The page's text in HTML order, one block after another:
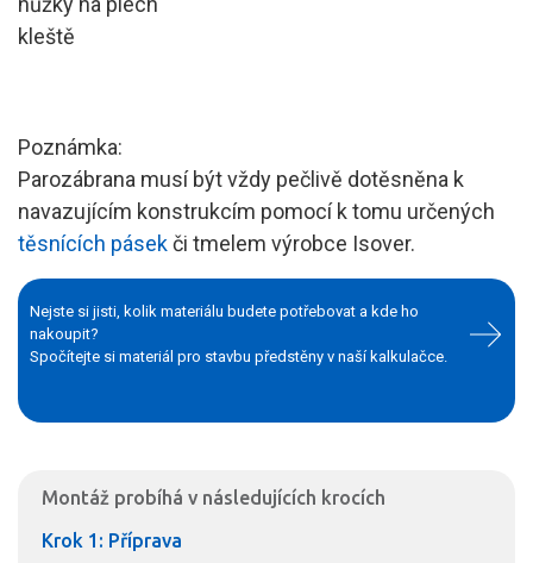
kleště
Poznámka:
Parozábrana musí být vždy pečlivě dotěsněna k
navazujícím konstrukcím pomocí k tomu určených
těsnících pásekči tmelem výrobce Isover.
Nejste si jisti, kolik materiálu budete potřebovat a kde ho
nakoupit?
Spočítejte si materiál pro stavbu předstěny v naší kalkulačce.
Montáž probíhá v následujících krocích
Krok 1: Příprava